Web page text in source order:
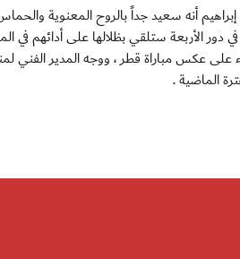
أنه سعيد جداً بالروح المعنوية
الأربعة ستلقي بظلالها على أدائهم في
عكس مباراة قطر ، ووجه المدير الفني
الماضية .